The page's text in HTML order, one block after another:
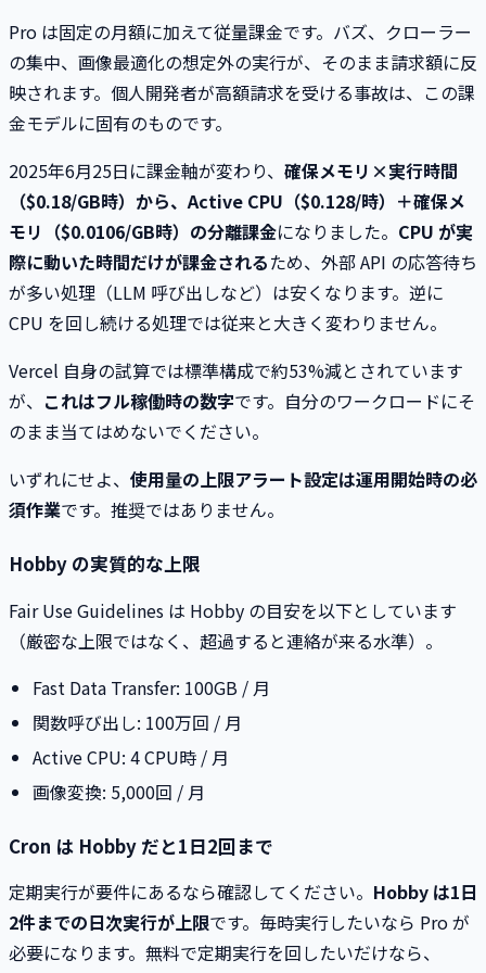
Pro は固定の月額に加えて従量課金です。バズ、クローラー
の集中、画像最適化の想定外の実行が、そのまま請求額に反
映されます。個人開発者が高額請求を受ける事故は、この課
金モデルに固有のものです。
2025年6月25日に課金軸が変わり、 確保メモリ×実行時間
（$0.18/GB時）から、Active CPU（$0.128/時）＋確保メ
モリ（$0.0106/GB時）の分離課金になりました。 CPU が実
際に動いた時間だけが課金されるため、外部 API の応答待ち
が多い処理（LLM 呼び出しなど）は安くなります。逆に
CPU を回し続ける処理では従来と大きく変わりません。
Vercel 自身の試算では標準構成で約53%減とされています
が、 これはフル稼働時の数字です。自分のワークロードにそ
のまま当てはめないでください。
いずれにせよ、 使用量の上限アラート設定は運用開始時の必
須作業です。推奨ではありません。
Hobby の実質的な上限
Fair Use Guidelines は Hobby の目安を以下としています
（厳密な上限ではなく、超過すると連絡が来る水準）。
Fast Data Transfer: 100GB / 月
関数呼び出し: 100万回 / 月
Active CPU: 4 CPU時 / 月
画像変換: 5,000回 / 月
Cron は Hobby だと1日2回まで
定期実行が要件にあるなら確認してください。 Hobby は1日
2件までの日次実行が上限です。毎時実行したいなら Pro が
必要になります。無料で定期実行を回したいだけなら、